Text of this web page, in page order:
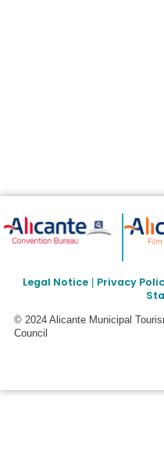
Legal Notice Privacy
© 2024 Alicante Municipal
Council